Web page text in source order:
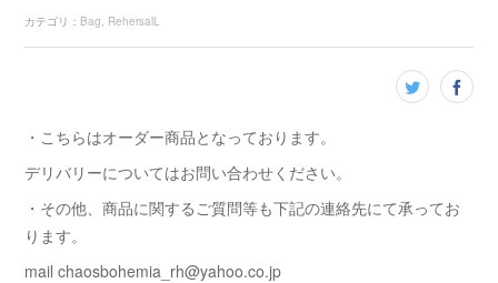
カテゴリ ： Bag RehersalL
・こちらはオーダー商品となっております。
デリバリーについてはお問い合わせください。
・その他、商品に関するご質問等も下記の連絡先にて承ってお
ります。
mail chaosbohemia_rh@yahoo.co.jp